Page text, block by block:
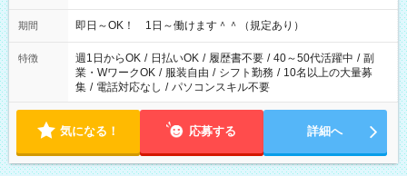
期間 即日～OK！ 1日～働けます＾＾（規定あり）
特徴 週1日からOK / 日払いOK / 履歴書不要 / 40～50代活躍中 / 副
業・WワークOK / 服装自由 / シフト勤務 / 10名以上の大量募
集 / 電話対応なし / パソコンスキル不要
気になる！ 応募する 詳細へ